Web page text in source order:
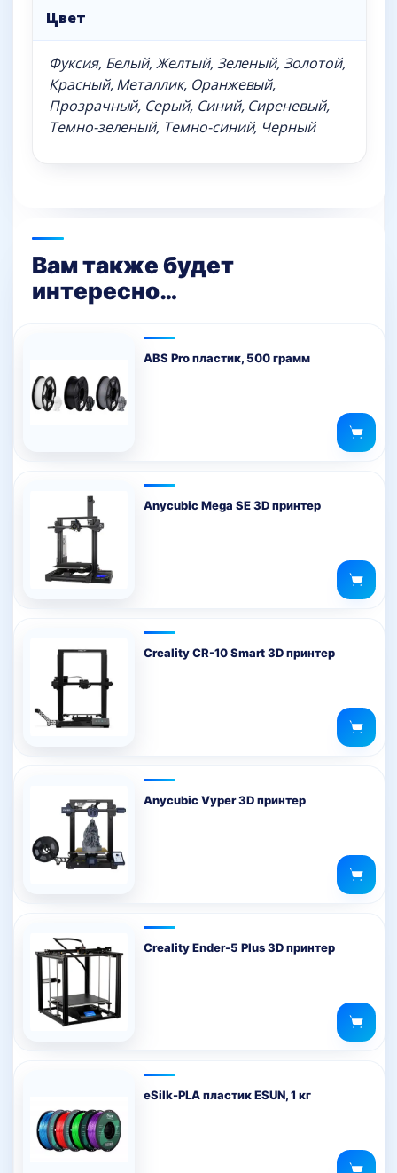
Цвет
Фуксия, Белый, Желтый, Зеленый, Золотой,
Красный, Металлик, Оранжевый,
Прозрачный, Серый, Синий, Сиреневый,
Темно-зеленый, Темно-синий, Черный
Вам также будет
интересно…
ABS Pro пластик, 500 грамм
Anycubic Mega SE 3D принтер
Creality CR-10 Smart 3D принтер
Anycubic Vyper 3D принтер
Creality Ender-5 Plus 3D принтер
eSilk-PLA пластик ESUN, 1 кг